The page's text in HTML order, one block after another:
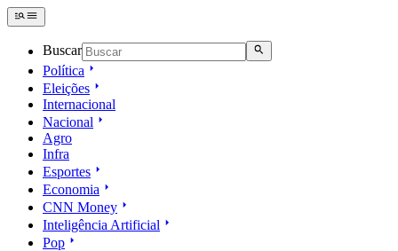
Buscar
Política
Eleições
Internacional
Nacional
Agro
Infra
Esportes
Economia
CNN Money
Inteligência Artificial
Pop